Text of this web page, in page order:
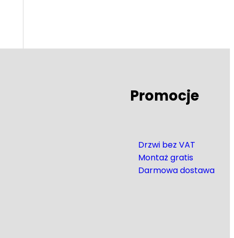
Promocje
Drzwi bez VAT
Montaż gratis
Darmowa dostawa